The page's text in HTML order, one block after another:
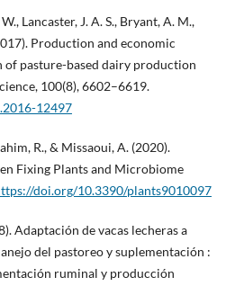
Lancaster, J. A. S., Bryant, A. M.,
Production and economic
of pasture-based dairy production
100(8), 6602–6619.
12497
R., & Missaoui, A. (2020).
Fixing Plants and Microbiome
doi.org/10.3390/plants9010097
Adaptación de vacas lecheras a
del pastoreo y suplementación :
ruminal y producción